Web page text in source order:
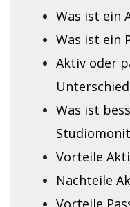
Was ist ein
Was ist ein
Aktiv oder
Was ist
Vorteile
Nachteile
Vorteile